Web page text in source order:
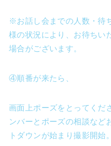
※お話し会までの人数・待
様の状況により、お待ちい
場合がございます。
④順番が来たら、
画面上ポーズをとってくだ
ンバーとポーズの相談など
トダウンが始まり撮影開始。